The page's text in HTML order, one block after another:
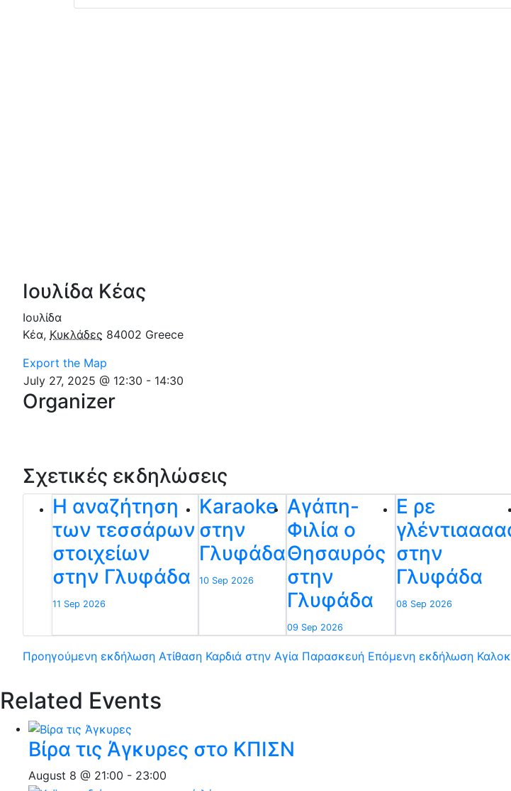
Ιουλίδα Κέας
Ιουλίδα
Κέα, Κυκλάδες 84002 Greece
Export the Map
July 27, 2025 @ 12:30 - 14:30
Organizer
Σχετικές εκδηλώσεις
Η αναζήτηση
των τεσσάρων
στοιχείων
στην Γλυφάδα
11 Sep 2026
Karaoke
στην
Γλυφάδα
10 Sep 2026
Αγάπη-
Φιλία ο
Θησαυρός
στην
Γλυφάδα
09 Sep 2026
Ε ρε
στην
Γλυφάδα
08 Sep 2026
Προηγούμενη εκδήλωση Ατίθαση Καρδιά στην Αγία Παρασκευή Επόμενη εκδήλωση
Related Events
Βίρα τις Άγκυρες στο ΚΠΙΣΝ
August 8 @ 21:00 - 23:00